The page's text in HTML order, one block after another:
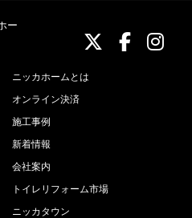
ニッカ
ニッニ
ニッカホームとは
オンライン決済
施工事例
新着情報
会社案内
トイレリフォーム市場
ニッカタウン